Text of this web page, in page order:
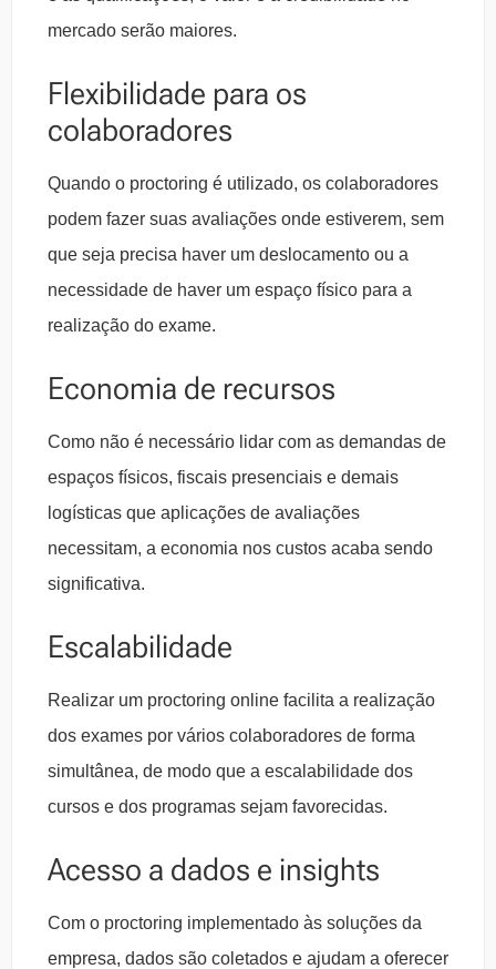
mercado serão maiores.
Flexibilidade para os
colaboradores
Quando o proctoring é utilizado, os colaboradores
podem fazer suas avaliações onde estiverem, sem
que seja precisa haver um deslocamento ou a
necessidade de haver um espaço físico para a
realização do exame.
Economia de recursos
Como não é necessário lidar com as demandas de
espaços físicos, fiscais presenciais e demais
logísticas que aplicações de avaliações
necessitam, a economia nos custos acaba sendo
significativa.
Escalabilidade
Realizar um proctoring online facilita a realização
dos exames por vários colaboradores de forma
simultânea, de modo que a escalabilidade dos
cursos e dos programas sejam favorecidas.
Acesso a dados e insights
Com o proctoring implementado às soluções da
empresa, dados são coletados e ajudam a oferecer